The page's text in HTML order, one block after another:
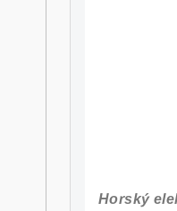
Horský